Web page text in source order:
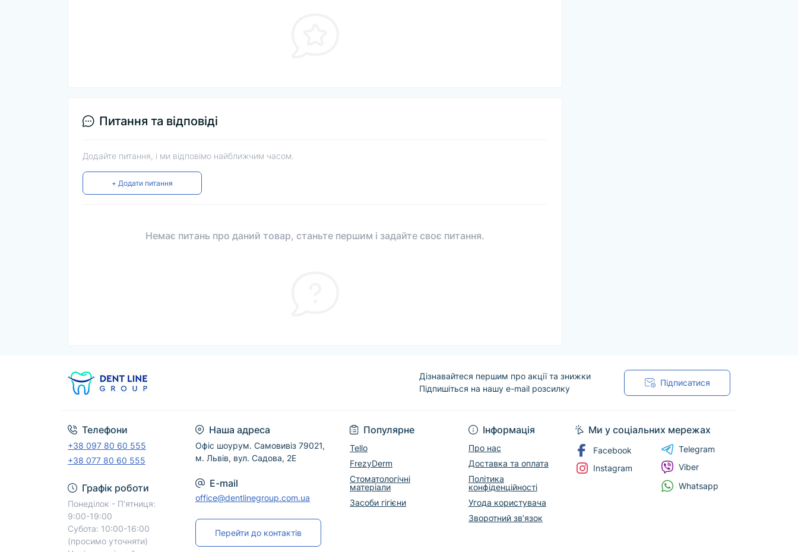
Питання та відповіді
Додайте питання, і ми відповімо найближчим часом.
+ Додати питання
Немає питань про даний товар, станьте першим і задайте своє питання.
Дізнавайтеся першим про акції та знижки
Підпишіться на нашу e-mail розсилку
Підписатися
Телефони
+38 097 80 60 555
+38 077 80 60 555
Графік роботи
Понеділок - П'ятниця:
9:00-19:00
Субота: 10:00-16:00
(просимо уточняти)
Наша адреса
Офіс шоурум. Самовивіз 79021,
м. Львів, вул. Садова, 2Е
E-mail
office@dentlinegroup.com.ua
Перейти до контактів
Популярне
Tello
FrezyDerm
Стоматологічні
матеріали
Засоби гігієни
Інформація
Про нас
Доставка та оплата
Політика
конфіденційності
Угода користувача
Зворотний зв’язок
Ми у соціальних мережах
Facebook
Instagram
Telegram
Viber
Whatsapp